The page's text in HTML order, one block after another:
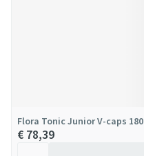
Flora Tonic Junior V-caps 180
€ 78,39